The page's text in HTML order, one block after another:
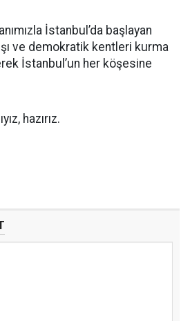
İstanbul’da başlayan
ve demokratik kentleri kurma
İstanbul’un her köşesine
hazırız.